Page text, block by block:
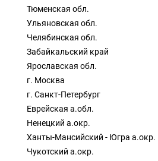
Тюменская обл.
Ульяновская обл.
Челябинская обл.
Забайкальский край
Ярославская обл.
г. Москва
г. Санкт-Петербург
Еврейская а.обл.
Ненецкий а.окр.
Ханты-Мансийский - Югра а.окр.
Чукотский а.окр.